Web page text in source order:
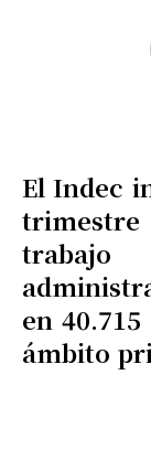
El Indec
trabajo
en
ámbito